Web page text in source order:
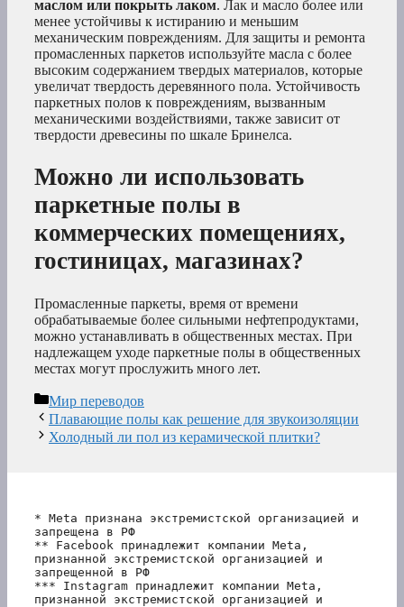
маслом или покрыть лаком. Лак и масло более или
менее устойчивы к истиранию и меньшим
механическим повреждениям. Для защиты и ремонта
промасленных паркетов используйте масла с более
высоким содержанием твердых материалов, которые
увеличат твердость деревянного пола. Устойчивость
паркетных полов к повреждениям, вызванным
механическими воздействиями, также зависит от
твердости древесины по шкале Бринелса.
Можно ли использовать
паркетные полы в
коммерческих помещениях,
гостиницах, магазинах?
Промасленные паркеты, время от времени
обрабатываемые более сильными нефтепродуктами,
можно устанавливать в общественных местах. При
надлежащем уходе паркетные полы в общественных
местах могут прослужить много лет.
Рубрики
Мир переводов
Плавающие полы как решение для звукоизоляции
Холодный ли пол из керамической плитки?
* Meta признана экстремистской организацией и
запрещена в РФ
** Facebook принадлежит компании Meta,
признанной экстремистской организацией и
запрещенной в РФ
*** Instagram принадлежит компании Meta,
признанной экстремистской организацией и